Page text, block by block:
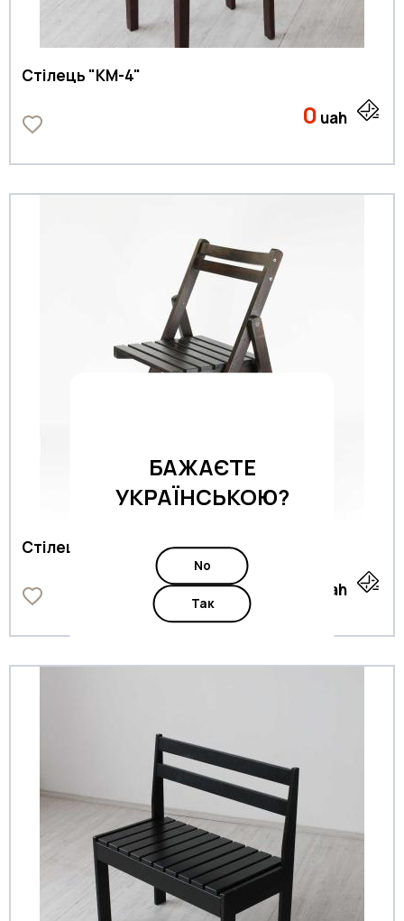
Стілець "KM-4"
0 uah
Стілець "C-5 розкладний"
uah
БАЖАЄТЕ
УКРАЇНСЬКОЮ?
No
Так